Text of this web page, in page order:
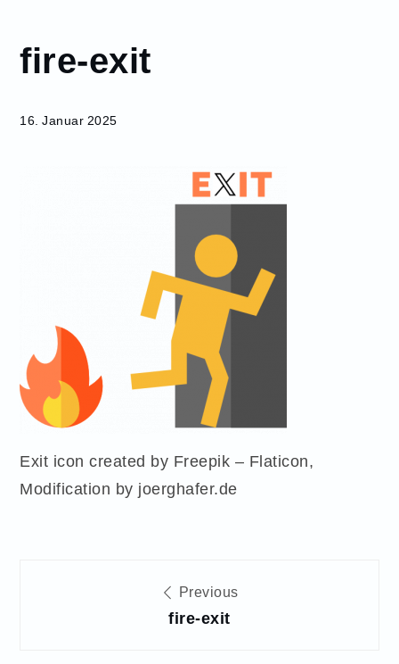
Home
fire-exit
16. Januar 2025
Exit icon created by Freepik – Flaticon,
Modification by joerghafer.de
Beitragsnavigation
Previous
fire-exit